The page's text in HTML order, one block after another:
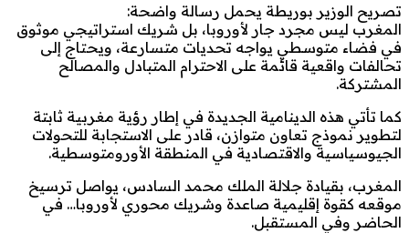
تصريح الوزير بوريطة يحمل رسالة واضحة:
المغرب ليس مجرد جار لأوروبا، بل شريك استراتيجي موثوق
في فضاء متوسطي يواجه تحديات متسارعة، ويحتاج إلى
تحالفات واقعية قائمة على الاحترام المتبادل والمصالح
المشتركة.
كما تأتي هذه الدينامية الجديدة في إطار رؤية مغربية ثابتة
لتطوير نموذج تعاون متوازن، قادر على الاستجابة للتحولات
الجيوسياسية والاقتصادية في المنطقة الأورومتوسطية.
المغرب، بقيادة جلالة الملك محمد السادس، يواصل ترسيخ
موقعه كقوة إقليمية صاعدة وشريك محوري لأوروبا… في
الحاضر وفي المستقبل.